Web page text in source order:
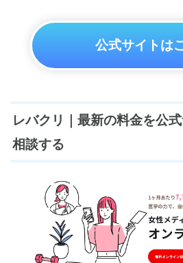
公式サイトは
レバクリ｜最新の料金を公
相談する